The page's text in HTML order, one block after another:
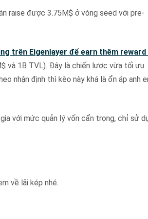
raise được 3.75M$ ở vòng seed với pre-
trên Eigenlayer để earn thêm reward
và 1B TVL). Đây là chiến lược vừa tối ưu
nhận định thì kèo này khá là ổn áp anh
với mức quản lý vốn cẩn trọng, chỉ sử
về lãi kép nhé.